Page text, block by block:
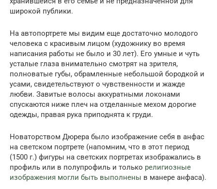
широкой публики.
На автопортрете мы видим еще достаточно молодого
человека с красивым лицом (художнику во время
написания работы не было и 30 лет). Его умные и чуть
усталые глаза внимательно смотрят на зрителя,
полноватые губы, обрамленные небольшой бородкой и
усами, свидетельствуют о чувственности и жажде
любви. Завитые волосы аккуратными локонами
спускаются ниже плеч на отделанные мехом дорогие
одежды, правая рука приподнята к груди.
Новаторством Дюрера было изображение себя в анфас
на светском портрете (напомним, что в этот период
(1500 г.) фигуры на светских портретах изображались в
профиль или в полупрофиль и только религиозные
изображения могли быть выполнены в манере анфаса).